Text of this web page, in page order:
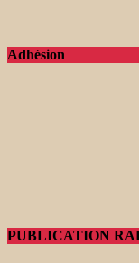
Adhésion
PUBLICATION